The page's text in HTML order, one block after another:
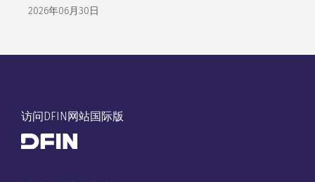
2026年06月30日
访问DFIN网站国际版